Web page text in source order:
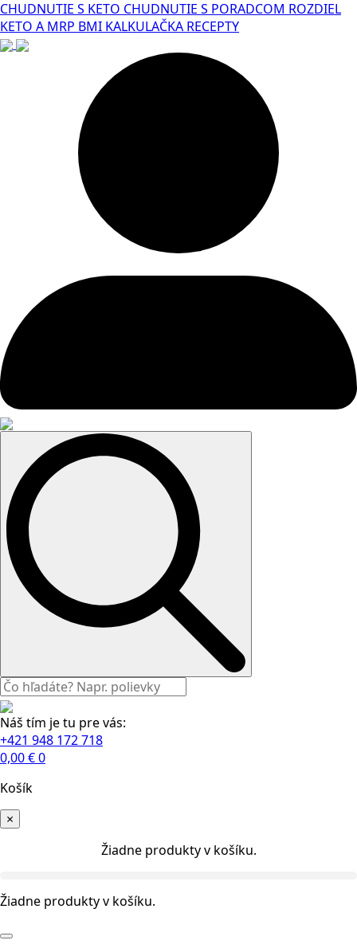
CHUDNUTIE S KETO CHUDNUTIE S PORADCOM ROZDIEL
KETO A MRP BMI KALKULAČKA RECEPTY
Search
Náš tím je tu pre vás:
+421 948 172 718
0,00€0
Košík
×
Žiadne produkty v košíku.
Žiadne produkty v košíku.